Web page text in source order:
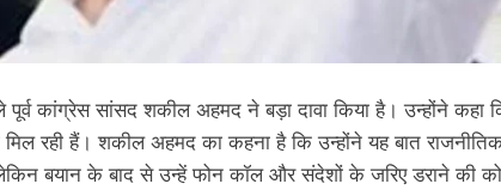
पूर्व कांग्रेस सांसद शकील अहमद ने बड़ा दावा किया है। उन्होंने कहा
रही हैं। शकील अहमद का कहना है कि उन्होंने यह बात राजनीतिक
बयान के बाद से उन्हें फोन कॉल और संदेशों के जरिए डराने की